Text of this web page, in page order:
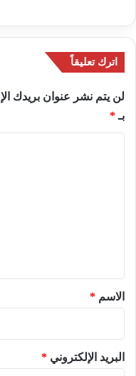
اترك تعليقاً
لن يتم نشر عنوان بريدك
بـ*
*الاسم *
البريد الإلكتروني *